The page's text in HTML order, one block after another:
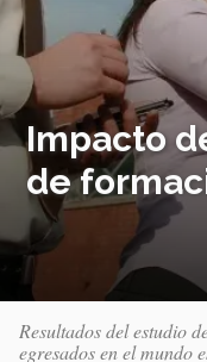
Impacto
de
Resultados del estudio
egresados en el mundo